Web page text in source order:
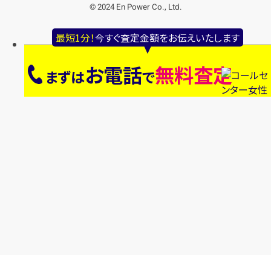
最短1分！今すぐ査定金額をお伝えいたします
まずはお電話で無料査定
© 2024 En Power Co., Ltd.